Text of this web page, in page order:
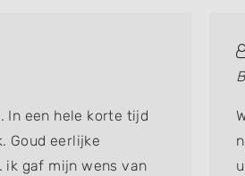
In een hele korte tijd
Goud eerlijke
ik gaf mijn wens van